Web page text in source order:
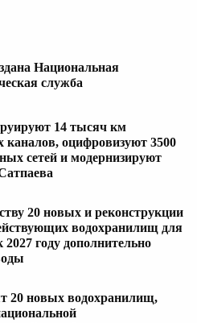
Национальная
служба
14 тысяч км
каналов, оцифровизуют 3500
сетей и модернизируют
20 новых и реконструкции
водохранилищ для
2027 году дополнительно
20 новых водохранилищ,